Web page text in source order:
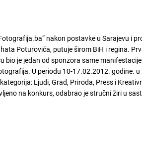
nakon postavke u Sarajevu i
Poturovića, putuje širom BiH i regina.
bio je jedan od sponzora same
U periodu 10-17.02.2012. godine. u
Ljudi, Grad, Priroda, Press i
na konkurs, odabrao je stručni žiri u